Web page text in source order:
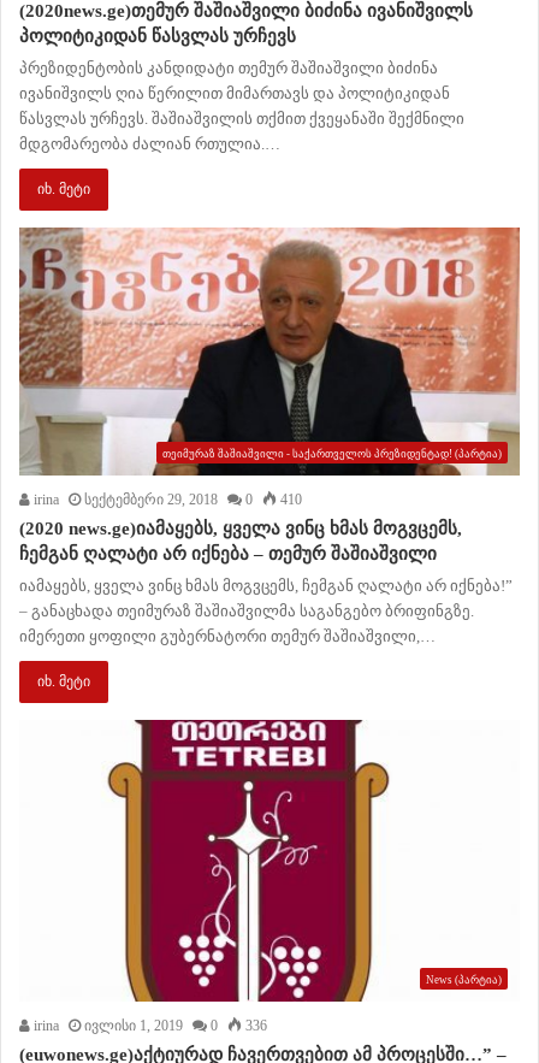
(2020news.ge)თემურ შაშიაშვილი ბიძინა ივანიშვილს
პოლიტიკიდან წასვლას ურჩევს
პრეზიდენტობის კანდიდატი თემურ შაშიაშვილი ბიძინა
ივანიშვილს ღია წერილით მიმართავს და პოლიტიკიდან
წასვლას ურჩევს. შაშიაშვილის თქმით ქვეყანაში შექმნილი
მდგომარეობა ძალიან რთულია.…
იხ. მეტი
თეიმურაზ შაშიაშვილი - საქართველოს პრეზიდენტად! (პარტია)
irina სექტემბერი 29, 2018 0 410
(2020 news.ge)იამაყებს, ყველა ვინც ხმას მოგვცემს,
ჩემგან ღალატი არ იქნება – თემურ შაშიაშვილი
იამაყებს, ყველა ვინც ხმას მოგვცემს, ჩემგან ღალატი არ იქნება!”
– განაცხადა თეიმურაზ შაშიაშვილმა საგანგებო ბრიფინგზე.
იმერეთი ყოფილი გუბერნატორი თემურ შაშიაშვილი,…
იხ. მეტი
News (პარტია)
irina ივლისი 1, 2019 0 336
(euwonews.ge)აქტიურად ჩავერთვებით ამ პროცესში…” –